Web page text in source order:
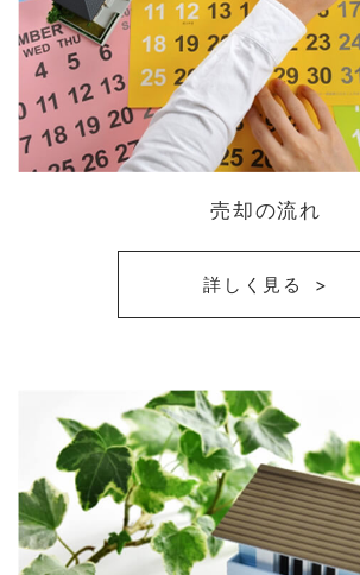
売却の流れ
詳しく見る